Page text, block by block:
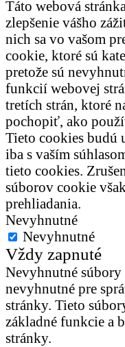
Táto webová
zlepšenie vášho
nich sa vo vašom
cookie, ktoré sú
pretože sú
funkcií webovej
tretích strán, ktoré
pochopiť, ako
Tieto cookies budú
iba s vaším
tieto cookies.
súborov cookie
prehliadania.
Nevyhnutné
Nevyhnutné
Vždy zapnuté
Nevyhnutné súbory
nevyhnutné pre
stránky. Tieto
základné funkcie a
stránky.